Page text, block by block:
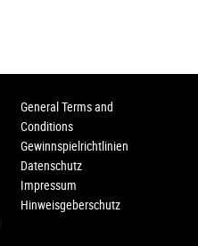
General Terms and
Conditions
Gewinnspielrichtlinien
Datenschutz
Impressum
Hinweisgeberschutz